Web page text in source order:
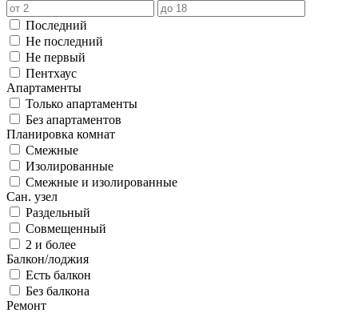
Последний
Не последний
Не первый
Пентхаус
Апартаменты
Только апартаменты
Без апартаментов
Планировка комнат
Смежные
Изолированные
Смежные и изолированные
Сан. узел
Раздельный
Совмещенный
2 и более
Балкон/лоджия
Есть балкон
Без балкона
Ремонт